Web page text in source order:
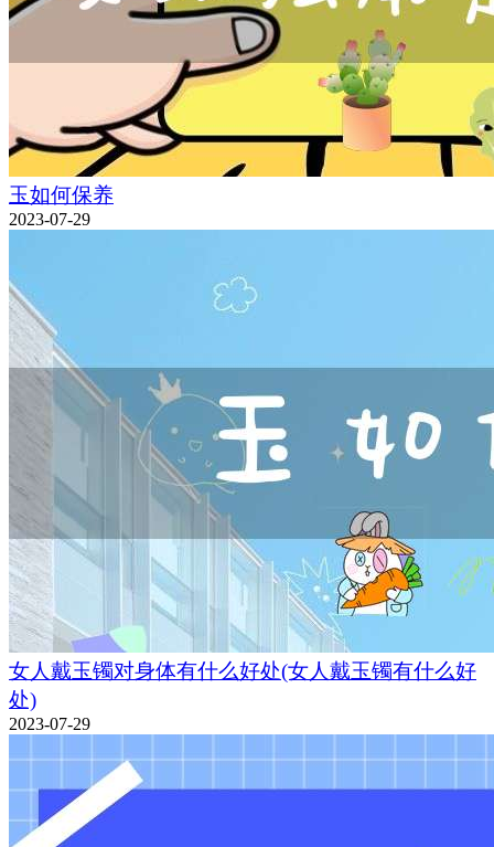
玉如何保养
2023-07-29
女人戴玉镯对身体有什么好处(女人戴玉镯有什么好
处)
2023-07-29